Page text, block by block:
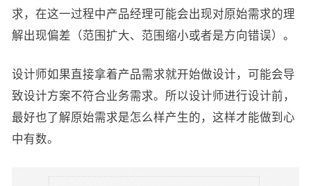
求，在这一过程中产品经理可能会出现对原始需求的理
解出现偏差（范围扩大、范围缩小或者是方向错误）。
设计师如果直接拿着产品需求就开始做设计，可能会导
致设计方案不符合业务需求。所以设计师进行设计前，
最好也了解原始需求是怎么样产生的，这样才能做到心
中有数。